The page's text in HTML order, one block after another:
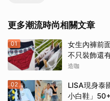
更多潮流時尚相關文章
01
女生內褲前
不只裝飾還
造咖
02
LISA現身泰
小白鞋」